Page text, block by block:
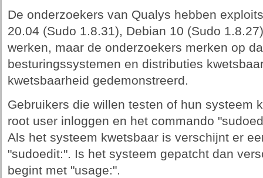
De onderzoekers van Qualys hebben
20.04 (Sudo 1.8.31), Debian 10 (Sudo
werken, maar de onderzoekers merken op
besturingssystemen en distributies
kwetsbaarheid gedemonstreerd.
Gebruikers die willen testen of hun systeem
root user inloggen en het commando
Als het systeem kwetsbaar is verschijnt er
"sudoedit:". Is het systeem gepatcht dan
begint met "usage:".